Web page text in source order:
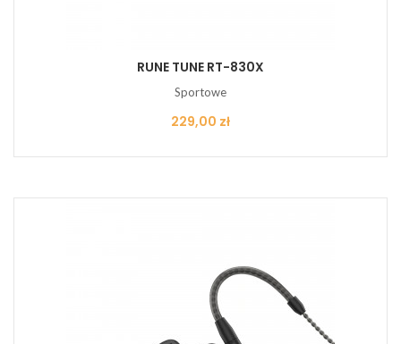
RUNE TUNE RT-830X
Sportowe
Cena
229,00 zł